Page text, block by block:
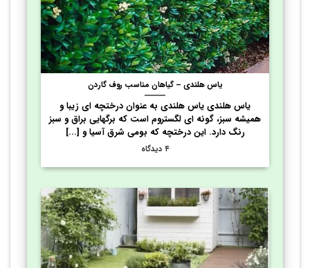
یاس هلندی – گیاهان مناسب روف گاردن
یاس هلندی یاس هلندی به عنوان درختچه ای زیبا و
همیشه سبز، گونه ای لگستروم است که برگهایی براق و سبز
رنگ دارد. این درختچه که بومی شرق آسیا و [...]
۴ دیدگاه